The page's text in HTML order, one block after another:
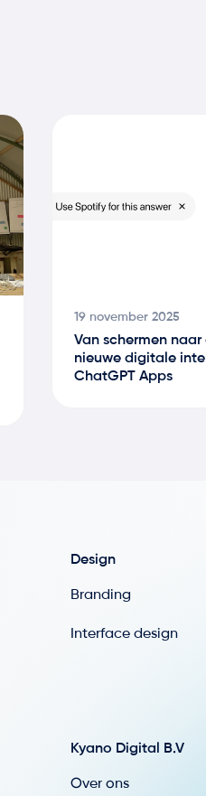
19 november 2025
Van schermen naar
nieuwe digitale
ChatGPT Apps
Design
Branding
Interface design
Kyano Digital B.V
Over ons